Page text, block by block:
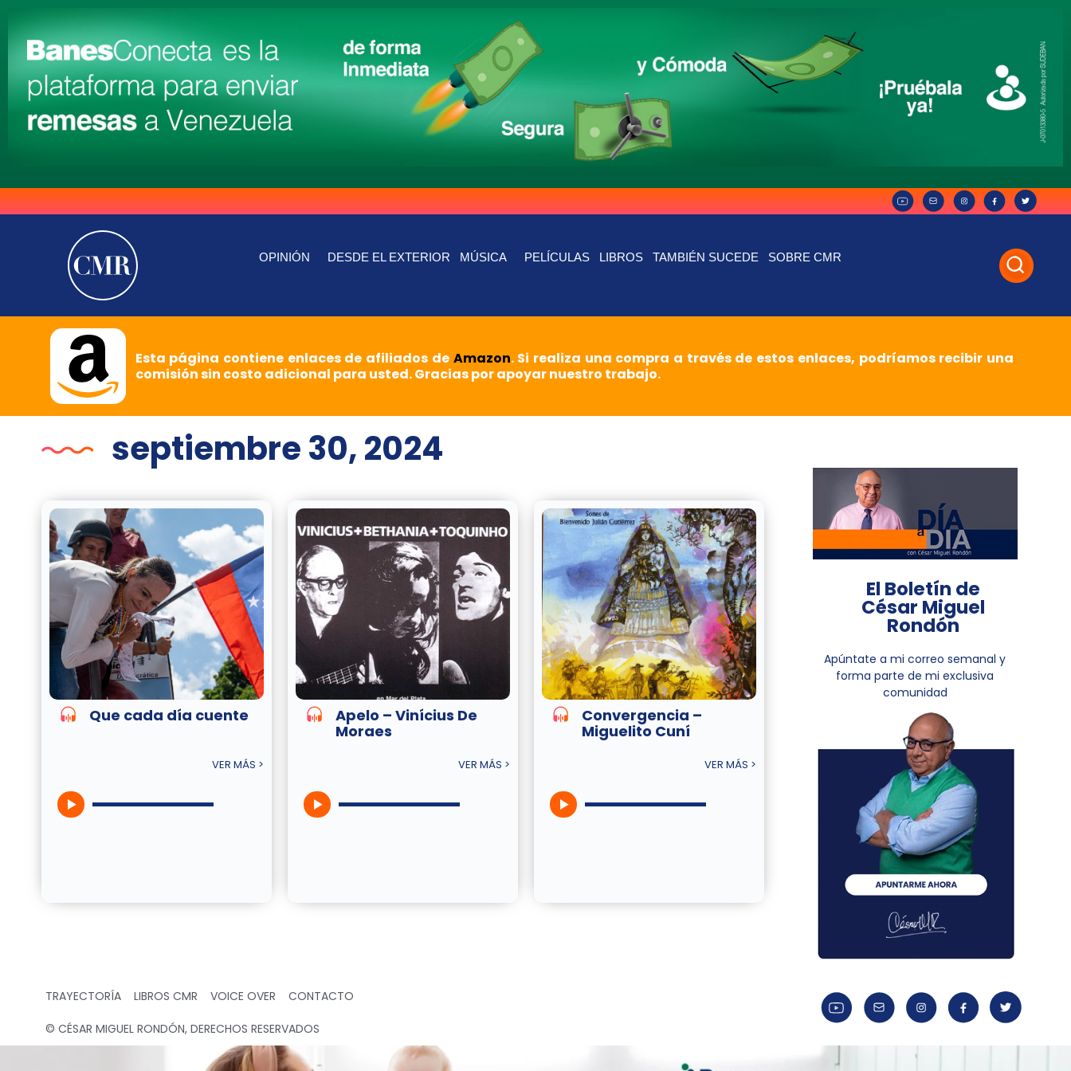
OPINIÓN DESDE EL EXTERIOR MÚSICA PELÍCULAS LIBROS TAMBIÉN SUCEDE SOBRE CMR
Esta página contiene enlaces de afiliados de Amazon. Si realiza una compra a través de estos enlaces, podríamos recibir una
comisión sin costo adicional para usted. Gracias por apoyar nuestro trabajo.
septiembre 30, 2024
Que cada día cuente
VER MÁS >
Apelo – Vinícius De
Moraes
VER MÁS >
Convergencia –
Miguelito Cuní
VER MÁS >
El Boletín de
César Miguel
Rondón
Apúntate a mi correo semanal y
forma parte de mi exclusiva
comunidad
TRAYECTORÍA LIBROS CMR VOICE OVER CONTACTO
© CÉSAR MIGUEL RONDÓN, DERECHOS RESERVADOS